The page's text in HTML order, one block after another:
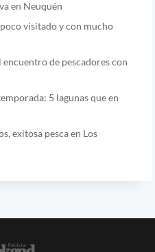
en Neuquén
visitado y con mucho
encuentro de pescadores con
5 lagunas que en
exitosa pesca en Los